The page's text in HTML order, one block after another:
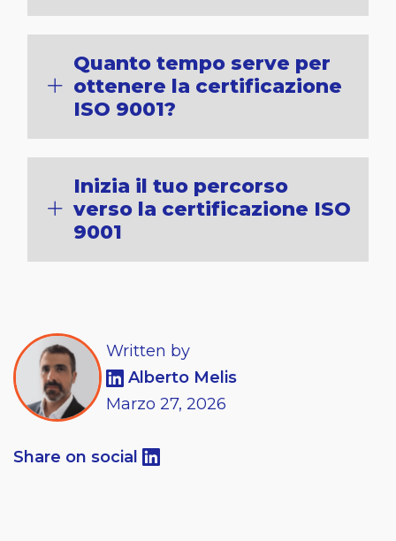
Quanto tempo serve per
ottenere la certificazione
ISO 9001?
Inizia il tuo percorso
verso la certificazione ISO
9001
Written by
Alberto Melis
Marzo 27, 2026
Share on social